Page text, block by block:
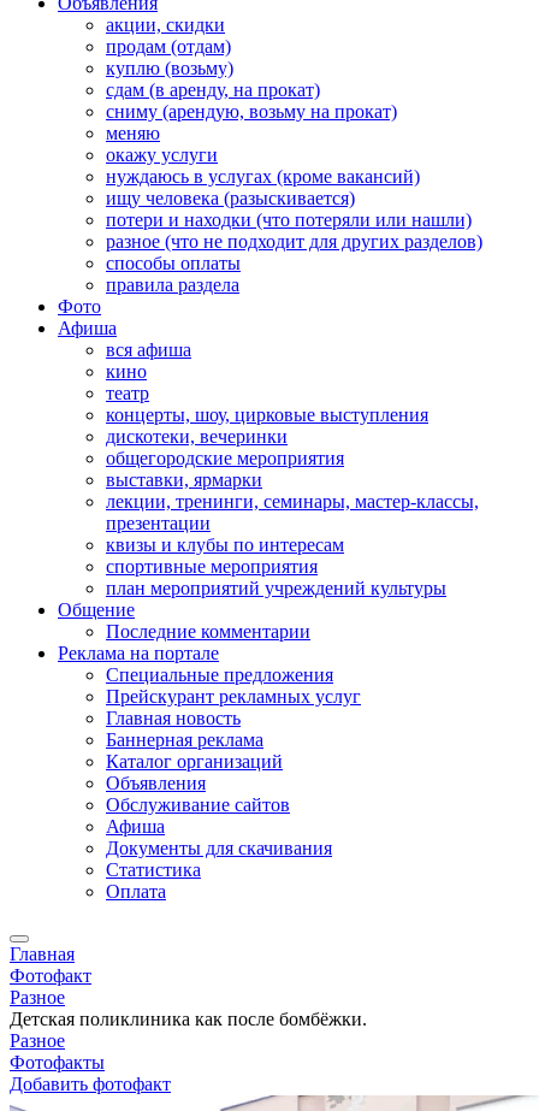
акции, скидки
продам (отдам)
куплю (возьму)
сдам (в аренду, на прокат)
сниму (арендую, возьму на прокат)
меняю
окажу услуги
нуждаюсь в услугах (кроме вакансий)
ищу человека (разыскивается)
потери и находки (что потеряли или нашли)
разное (что не подходит для других разделов)
способы оплаты
правила раздела
Фото
Афиша
вся афиша
кино
театр
концерты, шоу, цирковые выступления
дискотеки, вечеринки
общегородские мероприятия
выставки, ярмарки
лекции, тренинги, семинары, мастер-классы,
презентации
квизы и клубы по интересам
спортивные мероприятия
план мероприятий учреждений культуры
Общение
Последние комментарии
Реклама на портале
Специальные предложения
Прейскурант рекламных услуг
Главная новость
Баннерная реклама
Каталог организаций
Объявления
Обслуживание сайтов
Афиша
Документы для скачивания
Статистика
Оплата
Главная
Фотофакт
Разное
Детская поликлиника как после бомбёжки.
Разное
Фотофакты
Добавить фотофакт